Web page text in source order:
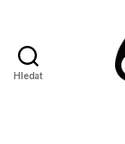
Hledat